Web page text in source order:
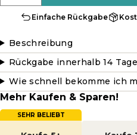
Einfache Rückgabe
Beschreibung
Rückgabe innerhalb 14 Tage
Wie schnell bekomme ich
Mehr Kaufen & Sparen!
SEHR BELIEBT